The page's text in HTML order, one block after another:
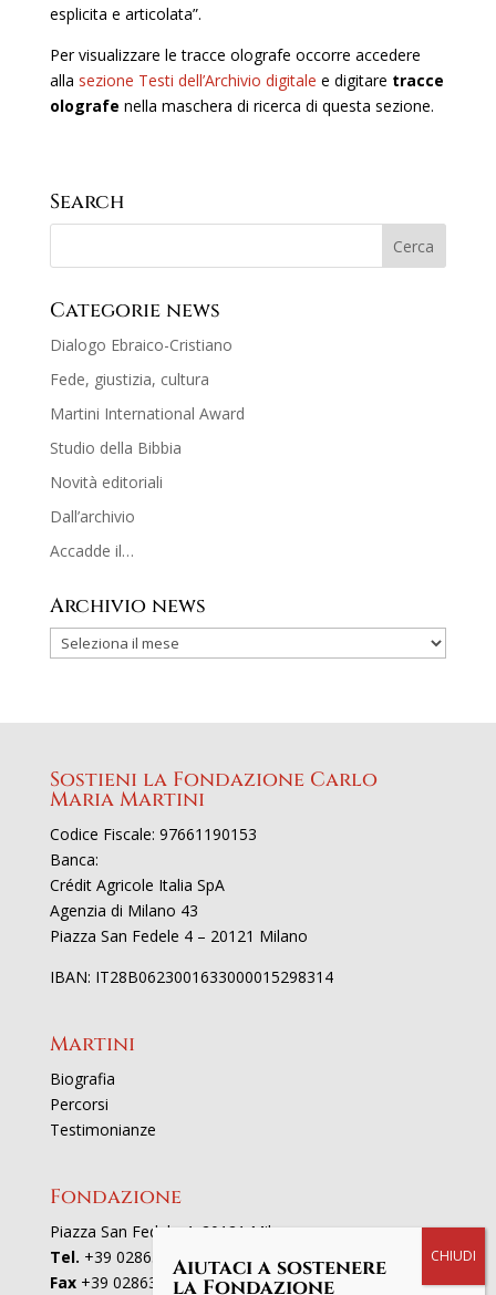
esplicita e articolata”.
Per visualizzare le tracce olografe occorre accedere
alla sezione Testi dell’Archivio digitale e digitare tracce
olografe nella maschera di ricerca di questa sezione.
Search
Categorie news
Dialogo Ebraico-Cristiano
Fede, giustizia, cultura
Martini International Award
Studio della Bibbia
Novità editoriali
Dall’archivio
Accadde il…
Archivio news
Sostieni la Fondazione Carlo
Maria Martini
Codice Fiscale: 97661190153
Banca:
Crédit Agricole Italia SpA
Agenzia di Milano 43
Piazza San Fedele 4 – 20121 Milano
IBAN: IT28B0623001633000015298314
Martini
Biografia
Percorsi
Testimonianze
Fondazione
Piazza San Fedele 4, 20121 Milano
Tel. +39 02863521
Fax+39 0286352801
Aiutaci a sostenere
la Fondazione